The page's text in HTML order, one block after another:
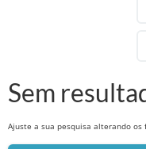
Sem
Ajuste a sua pesquisa alterando os